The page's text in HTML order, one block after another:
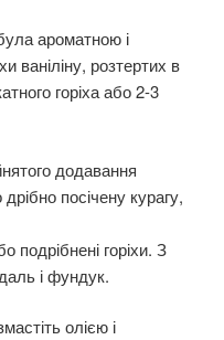
ароматною і
ваніліну, розтертих в
горіха або 2-3
додавання
посічену курагу,
подрібнені горіхи. З
і фундук.
олією і